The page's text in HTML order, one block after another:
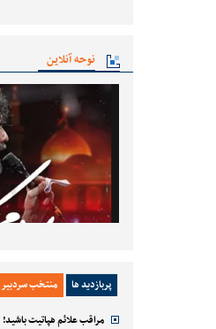
نوحه آنلاین
پربازدید ها منتخب سردبیر
مراقب علائم هپاتیت باشید!